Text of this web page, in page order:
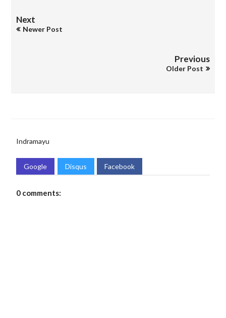
Next
Newer Post
Previous
Older Post
Indramayu
Google Disqus Facebook
0 comments: